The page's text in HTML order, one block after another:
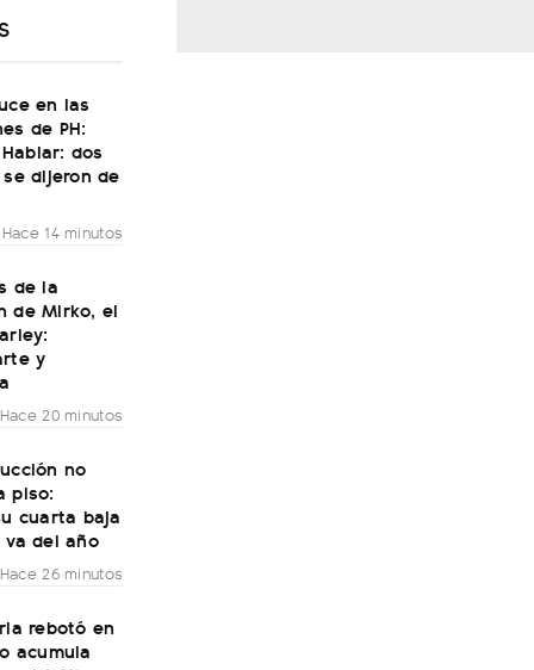
en las
de PH:
dos
dijeron de
Hace 14 minutos
de la
de Mirko, el
y
Hace 20 minutos
no
piso:
cuarta baja
del año
Hace 26 minutos
rebotó en
acumula